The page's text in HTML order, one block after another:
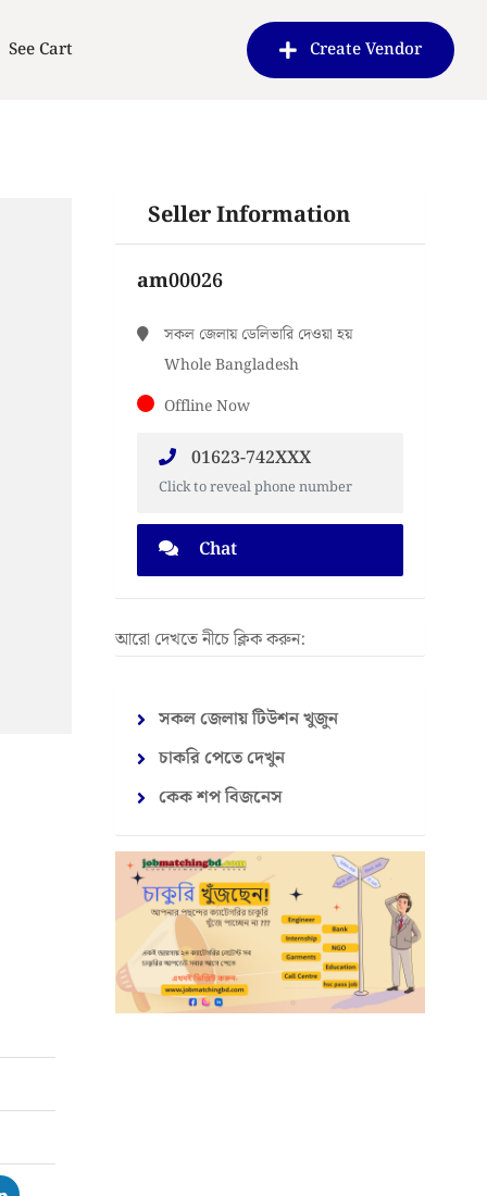
See Cart Create Vendor
Seller Information
am00026
সকল জেলায় ডেলিভারি দেওয়া হয়
Whole Bangladesh
Offline Now
01623-742XXX
Click to reveal phone number
Chat
আরো দেখতে নীচে ক্লিক করুন:
সকল জেলায় টিউশন খুজুন
চাকরি পেতে দেখুন
কেক শপ বিজনেস